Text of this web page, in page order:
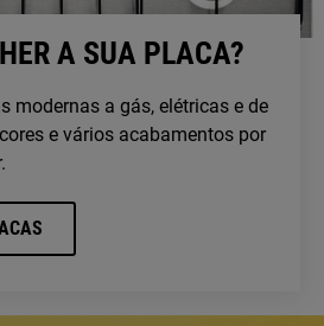
A SUA PLACA?
modernas a gás, elétricas e de
e vários acabamentos por